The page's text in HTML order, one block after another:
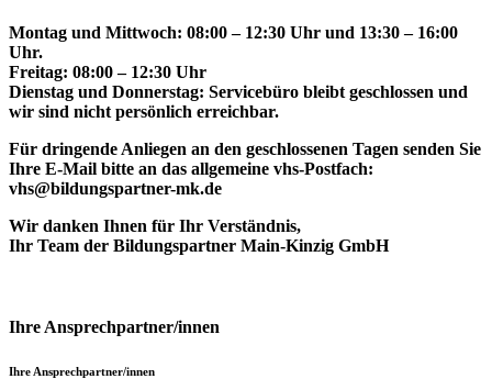
Montag und Mittwoch: 08:00 – 12:30 Uhr und 13:30 – 16:00
Uhr.
Freitag: 08:00 – 12:30 Uhr
Dienstag und Donnerstag: Servicebüro bleibt geschlossen und
wir sind nicht persönlich erreichbar.
Für dringende Anliegen an den geschlossenen Tagen senden Sie
Ihre E-Mail bitte an das allgemeine vhs-Postfach:
vhs@bildungspartner-mk.de
Wir danken Ihnen für Ihr Verständnis,
Ihr Team der Bildungspartner Main-Kinzig GmbH
Ihre Ansprechpartner/innen
Ihre Ansprechpartner/innen